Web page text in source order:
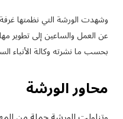
وشهدت الورشة التي نظمتها
عن العمل والساعين إلى تطوير
بحسب ما نشرته وكالة الأنباء
محاور الورشة